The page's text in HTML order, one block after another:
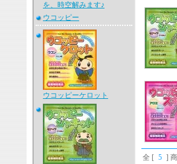
を、時空解みます♪
ウコッピー
ウコッピーケロット
全 [ 5 ]